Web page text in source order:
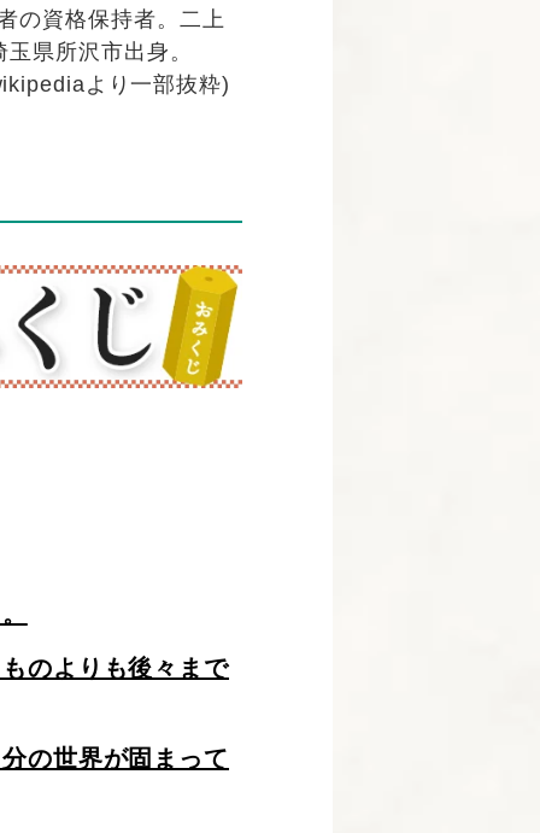
の資格保持者。二上
県所沢市出身。
より一部抜粋)
のよりも後々まで
の世界が固まって